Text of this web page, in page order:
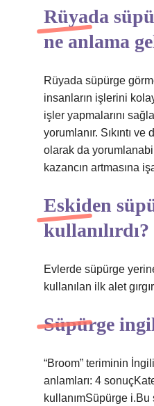
Rüyada
ne anlama
Rüyada süpürge
insanların işlerini
işler yapmalarını
yorumlanır. Sıkıntı
olarak da
kazancın artmasına
Eskiden
kullanılırdı?
Evlerde süpürge
kullanılan ilk alet
Süpürge
“Broom” teriminin
anlamları: 4
kullanımSüpürge i.Bu